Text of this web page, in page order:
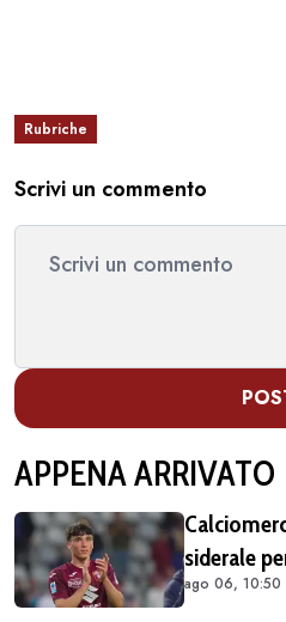
Rubriche
Scrivi un commento
APPENA ARRIVATO
siderale
ago 06, 10:50